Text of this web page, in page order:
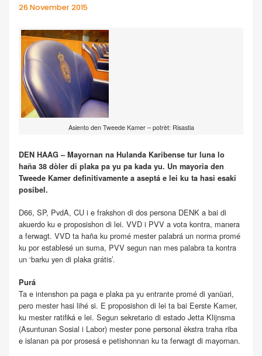
26 November 2015
Asiento den Tweede Kamer – potrèt: Risastia
DEN HAAG – Mayornan na Hulanda Karibense tur luna lo
haña 38 dòler di plaka pa yu pa kada yu. Un mayoria den
Tweede Kamer definitivamente a aseptá e lei ku ta hasi esaki
posibel.
D66, SP, PvdA, CU i e frakshon di dos persona DENK a bai di
akuerdo ku e proposishon di lei. VVD i PVV a vota kontra, manera
a ferwagt. VVD ta haña ku promé mester palabrá un norma promé
ku por establesé un suma, PVV segun nan mes palabra ta kontra
un ‘barku yen di plaka grátis’.
Purá
Ta e intenshon pa paga e plaka pa yu entrante promé di yanüari,
pero mester hasi lihé si. E proposishon di lei ta bai Eerste Kamer,
ku mester ratifiká e lei. Segun sekretario di estado Jetta Klijnsma
(Asuntunan Sosial i Labor) mester pone personal èkstra traha riba
e islanan pa por prosesá e petishonnan ku ta ferwagt di mayornan.